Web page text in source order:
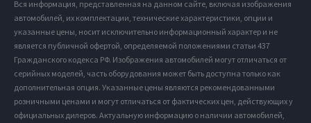
Вся информация, представленная на данном сайте, включая изображения
автомобилей, их комплектации, технические характеристики, опции и
указанные цены, носит исключительно информационный характер и не
является публичной офертой, определяемой положениями статьи 437
Гражданского кодекса РФ. Изображения автомобилей могут отличаться от
серийных моделей, часть оборудования может быть доступна только как
дополнительная опция. Указанные цены являются рекомендованными
розничными ценами и могут отличаться от фактических цен, действующих у
официальных дилеров. Актуальную информацию о наличии автомобилей,